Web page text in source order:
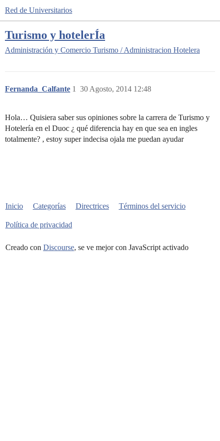
Red de Universitarios
Turismo y hotelerÍa
Administración y Comercio Turismo / Administracion Hotelera
Fernanda_Calfante 30 Agosto, 2014 12:48
1
Hola… Quisiera saber sus opiniones sobre la carrera de Turismo y
Hotelería en el Duoc ¿ qué diferencia hay en que sea en ingles
totalmente? , estoy super indecisa ojala me puedan ayudar
Inicio Categorías Directrices Términos del servicio
Política de privacidad
Creado con Discourse, se ve mejor con JavaScript activado